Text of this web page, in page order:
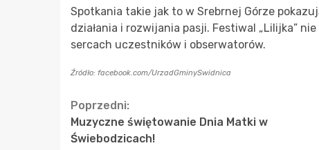
Spotkania takie jak to w Srebrnej Górze
działania i rozwijania pasji. Festiwal „Lilijka”
sercach uczestników i obserwatorów.
Źródło: facebook.com/UrzadGminySwidnica
Continue
Reading
Poprzedni:
Muzyczne świętowanie Dnia Matki w
Świebodzicach!